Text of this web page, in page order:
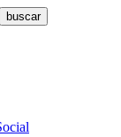
buscar